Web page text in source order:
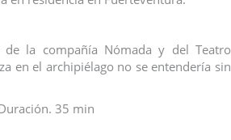
la compañía Nómada y del Teatro
en el archipiélago no se entendería sin
35 min